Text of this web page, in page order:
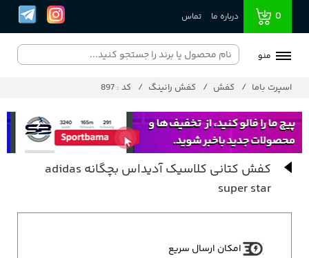
0 درباره ما تماس
منو
اسپرت باما کفش کفش رانینگ کد : 897
کفش کتانی کلاسیک آدیداس بچگانه adidas
super star
امکان ارسال سریع